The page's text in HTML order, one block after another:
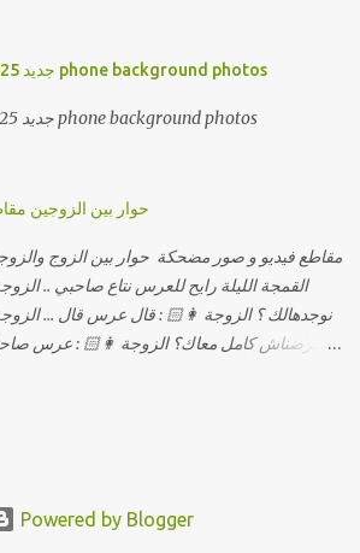
جديد 2025 خلفيات الهاتف رائعة phone background photos
جديد 2025 خلفيات الهاتف رائعة phone background photos
حوار بين الزوجين
مقاطع فيديو و صور مضحكة حوار بين الزوج
القمجة الليلة رايح للعرس نتاع صاحبي ..
نوجدهالك ؟ الزوجة 👩🏻 : قال عرس قال ...
ماعرضناش كامل معاك؟ الزوجة 👩🏻 : عرس
مديتهالي .. واقيلا تحسب روحك شريتني بيهم ؟
Powered by Blogger